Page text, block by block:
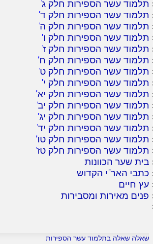
תלמוד עשר הספירות חלק ג'
תלמוד עשר הספירות חלק ד'
תלמוד עשר הספירות חלק ה'
תלמוד עשר הספירות חלק ו'
תלמוד עשר הספירות חלק ז'
תלמוד עשר הספירות חלק ח'
תלמוד עשר הספירות חלק ט'
תלמוד עשר הספירות חלק י'
תלמוד עשר הספירות חלק יא'
תלמוד עשר הספירות חלק יב'
תלמוד עשר הספירות חלק יג'
תלמוד עשר הספירות חלק יד'
תלמוד עשר הספירות חלק טו'
תלמוד עשר הספירות חלק טז'
בית שער הכוונות
כתבי האר"י הקדוש
עץ חיים
פנים מאירות ומסבירות
שאלה שאלה בתלמוד עשר הספירות